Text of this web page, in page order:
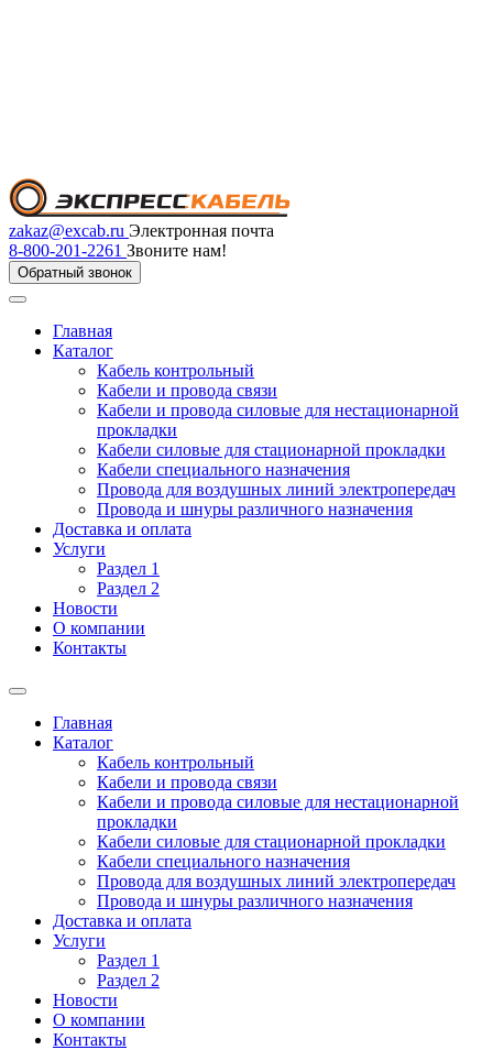
zakaz@excab.ru Электронная почта
8-800-201-2261 Звоните нам!
Обратный звонок
Главная
Каталог
Кабель контрольный
Кабели и провода связи
Кабели и провода силовые для нестационарной
прокладки
Кабели силовые для стационарной прокладки
Кабели специального назначения
Провода для воздушных линий электропередач
Провода и шнуры различного назначения
Доставка и оплата
Услуги
Раздел 1
Раздел 2
Новости
О компании
Контакты
Главная
Каталог
Кабель контрольный
Кабели и провода связи
Кабели и провода силовые для нестационарной
прокладки
Кабели силовые для стационарной прокладки
Кабели специального назначения
Провода для воздушных линий электропередач
Провода и шнуры различного назначения
Доставка и оплата
Услуги
Раздел 1
Раздел 2
Новости
О компании
Контакты